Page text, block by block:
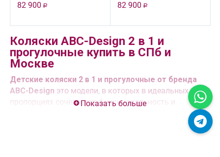
82 900 Р
82 900 Р
Коляски ABC-Design 2 в 1 и
прогулочные купить в СПб и
Москве
Детские коляски 2 в 1 и прогулочные от бренда
ABC-Design это модели, в которых в идеальных
пропорциях сочетается функциональность и
прекрасный дизайн, при этом самыми популярными
коляски 2 в 1 ABC-Design Salsa 4
Air, Catania, Samba, Swing, прогулочные коляски
Показать больше